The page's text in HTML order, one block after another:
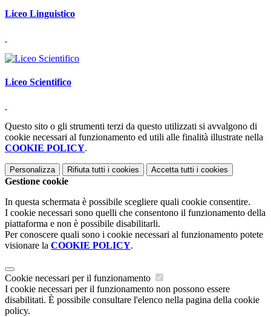
Liceo Linguistico
Liceo Scientifico
Questo sito o gli strumenti terzi da questo utilizzati si avvalgono di
cookie necessari al funzionamento ed utili alle finalità illustrate nella
COOKIE POLICY.
Personalizza Rifiuta tutti i cookies Accetta tutti i cookies
Gestione cookie
In questa schermata è possibile scegliere quali cookie consentire.
I cookie necessari sono quelli che consentono il funzionamento della
piattaforma e non è possibile disabilitarli.
Per conoscere quali sono i cookie necessari al funzionamento potete
visionare la COOKIE POLICY.
Cookie necessari per il funzionamento
I cookie necessari per il funzionamento non possono essere
disabilitati. È possibile consultare l'elenco nella pagina della cookie
policy.